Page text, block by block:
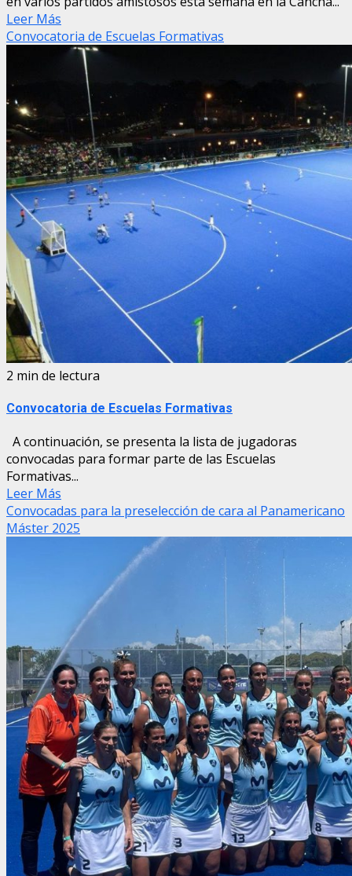
Leer Más
Convocatoria de Escuelas Formativas
2 min de lectura
Convocatoria de Escuelas Formativas
A continuación, se presenta la lista de jugadoras
convocadas para formar parte de las Escuelas
Formativas...
Leer Más
Convocadas para la preselección de cara al Panamericano
Máster 2025